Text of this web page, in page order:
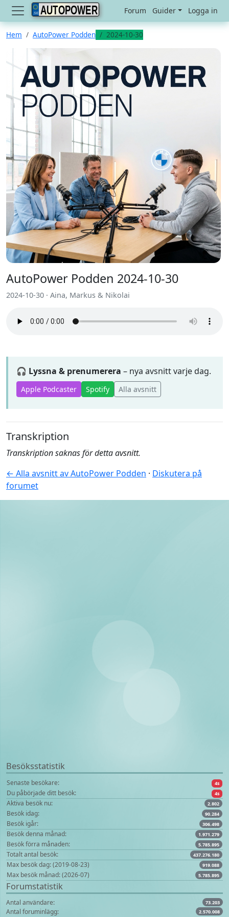
AUTOPOWER Forum Guider Logga in
Hem AutoPower Podden 2024-10-30
AutoPower Podden 2024-10-30
2024-10-30 · Aina, Markus & Nikolai
🎧 Lyssna & prenumerera – nya avsnitt varje dag.
Apple Podcaster Spotify Alla avsnitt
Transkription
Transkription saknas för detta avsnitt.
← Alla avsnitt av AutoPower Podden · Diskutera på
forumet
Besöksstatistik
Senaste besökare: 4s
Du påbörjade ditt besök: 4s
Aktiva besök nu: 2.802
Besök idag: 90.284
Besök igår: 306.498
Besök denna månad: 1.971.279
Besök förra månaden: 5.785.895
Totalt antal besök: 437.276.180
Max besök dag: (2019-08-23) 919.088
Max besök månad: (2026-07) 5.785.895
Forumstatistik
Antal användare: 73.203
Antal foruminlägg: 2.570.008